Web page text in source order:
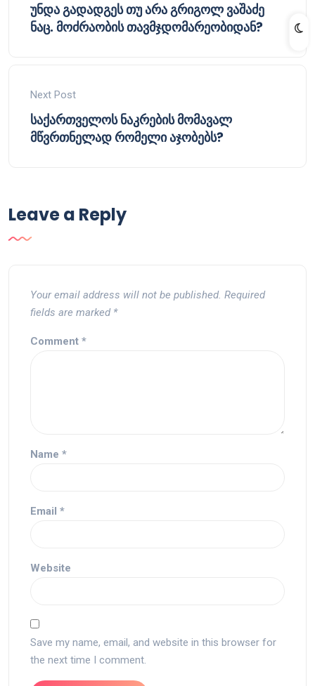
უნდა გადადგეს თუ არა გრიგოლ ვაშაძე
ნაც. მოძრაობის თავმჯდომარეობიდან?
Next Post
საქართველოს ნაკრების მომავალ
მწვრთნელად რომელი აჯობებს?
Leave a Reply
Your email address will not be published. Required
fields are marked *
Comment *
Name *
Email *
Website
Save my name, email, and website in this browser for
the next time I comment.